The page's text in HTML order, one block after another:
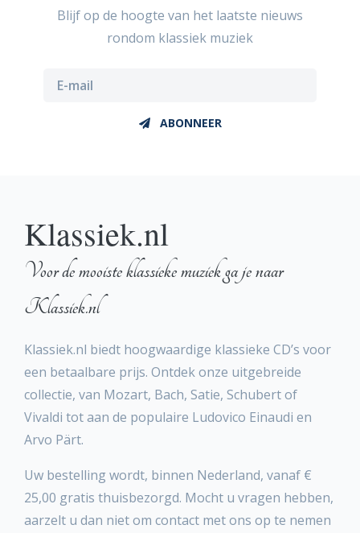
Blijf op de hoogte van het laatste nieuws
rondom klassiek muziek
ABONNEER
Klassiek.nl
Voor de mooiste klassieke muziek ga je naar
Klassiek.nl
Klassiek.nl biedt hoogwaardige klassieke CD’s voor
een betaalbare prijs. Ontdek onze uitgebreide
collectie, van Mozart, Bach, Satie, Schubert of
Vivaldi tot aan de populaire Ludovico Einaudi en
Arvo Pärt.
Uw bestelling wordt, binnen Nederland, vanaf €
25,00 gratis thuisbezorgd. Mocht u vragen hebben,
aarzelt u dan niet om contact met ons op te nemen